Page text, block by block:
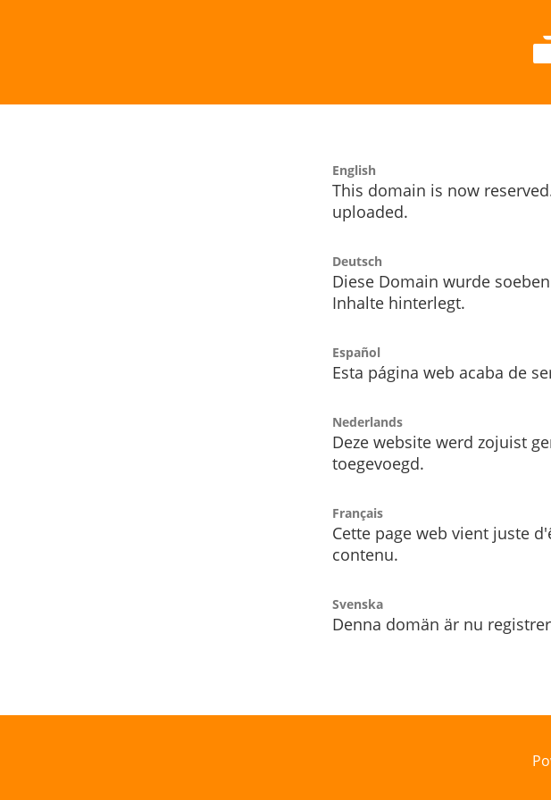
English
This domain is now
uploaded.
Deutsch
Diese Domain wurde
Inhalte hinterlegt.
Español
Esta página web acaba de
Nederlands
Deze website werd zojuist
toegevoegd.
Français
Cette page web vient juste
contenu.
Svenska
Denna domän är nu